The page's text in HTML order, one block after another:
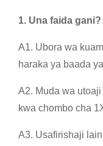
1. Una faida gani?
A1. Ubora wa
haraka ya baada
A2. Muda wa
kwa chombo cha
A3. Usafirishaji